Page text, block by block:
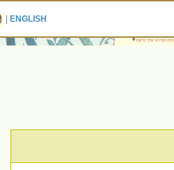
ENGLISH
|